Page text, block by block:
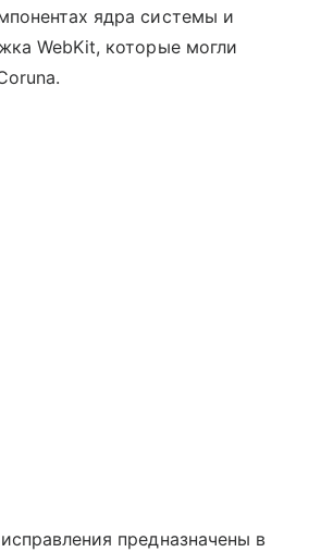
ядра системы и
WebKit, которые могли
предназначены в